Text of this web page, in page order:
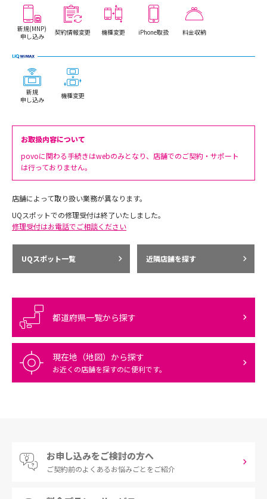
新規(MNP)
申し込み
契約情報変更 機種変更 iPhone取扱 料金収納
新規
申し込み
機種変更
お取扱内容について
povoに関わる手続きはwebのみとなり、店舗でのご契約・サポート
は行っておりません。
店舗によって取り扱い業務が異なります。
UQスポットでの修理受付は終了いたしました。
修理受付はお電話でご相談ください
UQスポット一覧 近隣店舗を探す
都道府県一覧から探す
現在地（地図）から探す
お近くの店舗を探すのに便利です。
お申し込みをご検討の方へ
ご契約前のよくあるお悩みごとをご紹介